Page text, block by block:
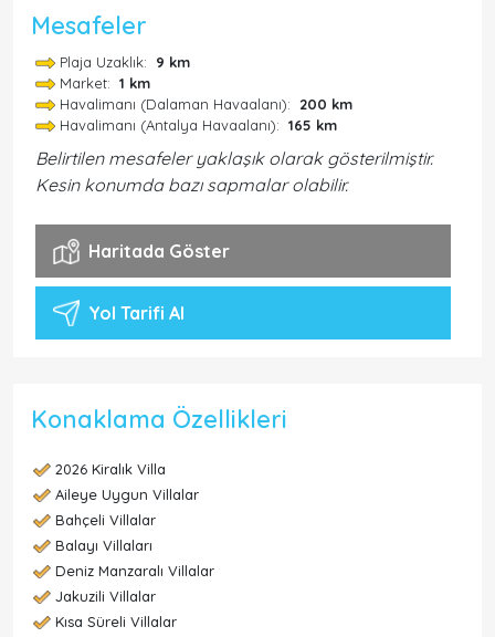
Mesafeler
Plaja Uzaklık: 9 km
Market: 1 km
Havalimanı (Dalaman Havaalanı): 200 km
Havalimanı (Antalya Havaalanı): 165 km
Belirtilen mesafeler yaklaşık olarak gösterilmiştir.
Kesin konumda bazı sapmalar olabilir.
Haritada Göster
Yol Tarifi Al
Konaklama Özellikleri
2026 Kiralık Villa
Aileye Uygun Villalar
Bahçeli Villalar
Balayı Villaları
Deniz Manzaralı Villalar
Jakuzili Villalar
Kısa Süreli Villalar